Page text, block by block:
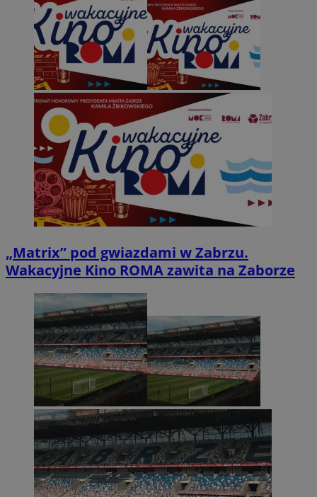
„Matrix” pod gwiazdami w Zabrzu.
Wakacyjne Kino ROMA zawita na Zaborze